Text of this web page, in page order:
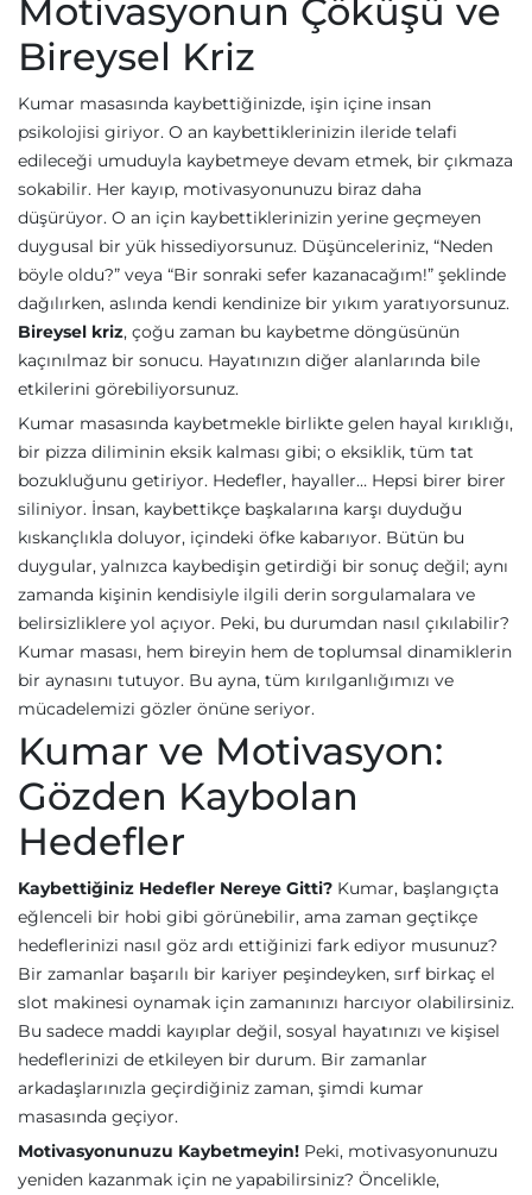
Motivasyonun Çöküşü ve
Bireysel Kriz
Kumar masasında kaybettiğinizde, işin içine insan
psikolojisi giriyor. O an kaybettiklerinizin ileride telafi
edileceği umuduyla kaybetmeye devam etmek, bir çıkmaza
sokabilir. Her kayıp, motivasyonunuzu biraz daha
düşürüyor. O an için kaybettiklerinizin yerine geçmeyen
duygusal bir yük hissediyorsunuz. Düşünceleriniz, “Neden
böyle oldu?” veya “Bir sonraki sefer kazanacağım!” şeklinde
dağılırken, aslında kendi kendinize bir yıkım yaratıyorsunuz.
Bireysel kriz, çoğu zaman bu kaybetme döngüsünün
kaçınılmaz bir sonucu. Hayatınızın diğer alanlarında bile
etkilerini görebiliyorsunuz.
Kumar masasında kaybetmekle birlikte gelen hayal kırıklığı,
bir pizza diliminin eksik kalması gibi; o eksiklik, tüm tat
bozukluğunu getiriyor. Hedefler, hayaller… Hepsi birer birer
siliniyor. İnsan, kaybettikçe başkalarına karşı duyduğu
kıskançlıkla doluyor, içindeki öfke kabarıyor. Bütün bu
duygular, yalnızca kaybedişin getirdiği bir sonuç değil; aynı
zamanda kişinin kendisiyle ilgili derin sorgulamalara ve
belirsizliklere yol açıyor. Peki, bu durumdan nasıl çıkılabilir?
Kumar masası, hem bireyin hem de toplumsal dinamiklerin
bir aynasını tutuyor. Bu ayna, tüm kırılganlığımızı ve
mücadelemizi gözler önüne seriyor.
Kumar ve Motivasyon:
Gözden Kaybolan
Hedefler
Kaybettiğiniz Hedefler Nereye Gitti? Kumar, başlangıçta
eğlenceli bir hobi gibi görünebilir, ama zaman geçtikçe
hedeflerinizi nasıl göz ardı ettiğinizi fark ediyor musunuz?
Bir zamanlar başarılı bir kariyer peşindeyken, sırf birkaç el
slot makinesi oynamak için zamanınızı harcıyor olabilirsiniz.
Bu sadece maddi kayıplar değil, sosyal hayatınızı ve kişisel
hedeflerinizi de etkileyen bir durum. Bir zamanlar
arkadaşlarınızla geçirdiğiniz zaman, şimdi kumar
masasında geçiyor.
Motivasyonunuzu Kaybetmeyin! Peki, motivasyonunuzu
yeniden kazanmak için ne yapabilirsiniz? Öncelikle,